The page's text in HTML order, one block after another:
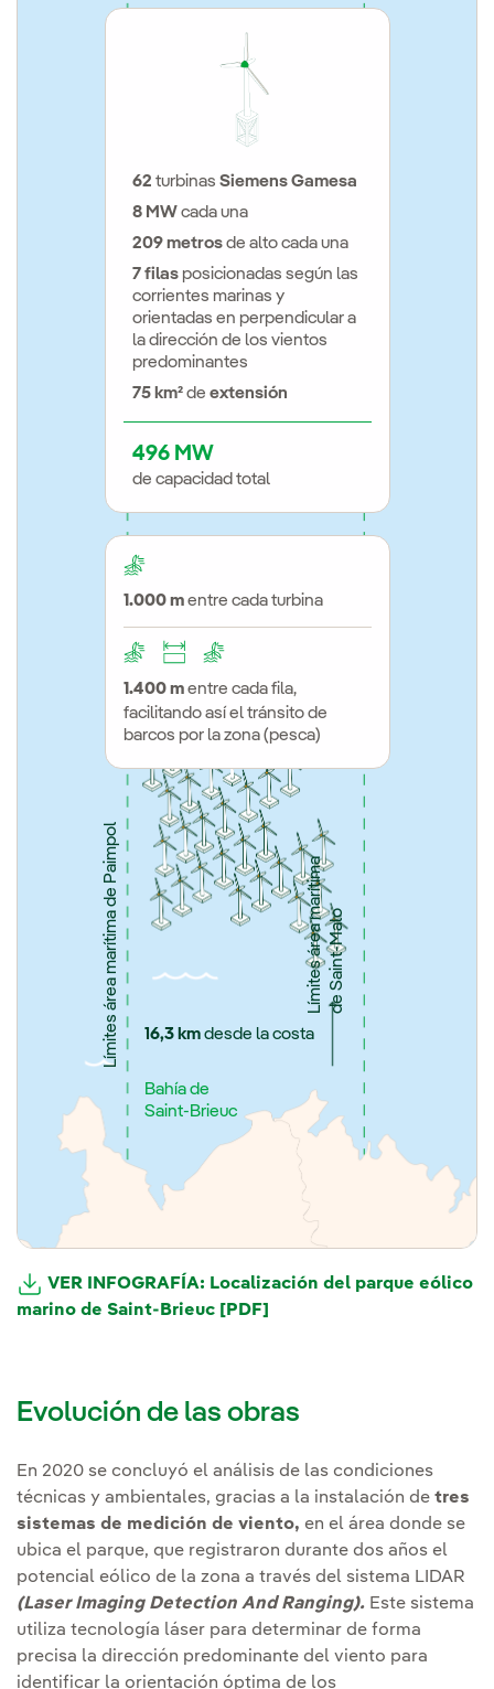
62 turbinas Siemens Gamesa
8 MWcada una
209 metrosde alto cada una
7 filasposicionadas según las
corrientes marinas y
orientadas en perpendicular a
la dirección de los vientos
predominantes
75 km²de extensión
496 MW
de capacidad total
1.000 mentre cada turbina
1.400 mentre cada fila,
facilitando así el tránsito de
barcos por la zona (pesca)
Límites área marítima de Paimpol L
í
m
i
t
e
s
á
r
e
am
a
r
í
t
i
m
a
d
e
S
a
i
n
t
-
M
a
lo
16,3 kmdesde la costa
Bahía de
Saint-Brieuc
VER INFOGRAFÍA: Localización del parque eólico
marino de Saint-Brieuc [PDF]
Evolución de las obras
En 2020 se concluyó el análisis de las condiciones
técnicas y ambientales, gracias a la instalación de tres
sistemas de medición de viento, en el área donde se
ubica el parque, que registraron durante dos años el
potencial eólico de la zona a través del sistema LIDAR
(Laser Imaging Detection And Ranging). Este sistema
utiliza tecnología láser para determinar de forma
precisa la dirección predominante del viento para
identificar la orientación óptima de los